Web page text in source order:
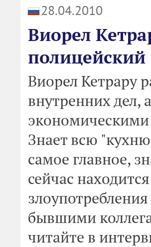
28.04.2010
Виорел
полицейский
Виорел Кетрару
внутренних дел,
Знает всю
самое главное,
сейчас
бывшими
читайте в